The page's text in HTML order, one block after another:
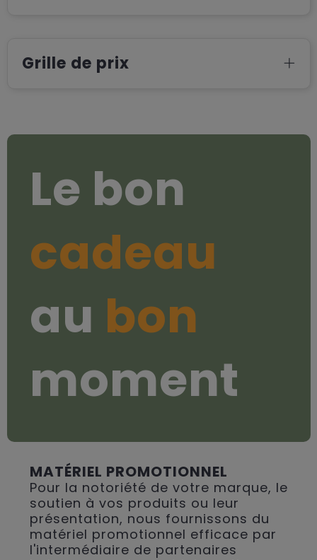
Grille de prix
Le bon
cadeau
au bon
moment
MATÉRIEL PROMOTIONNEL
Pour la notoriété de votre marque, le
soutien à vos produits ou leur
présentation, nous fournissons du
matériel promotionnel efficace par
l'intermédiaire de partenaires